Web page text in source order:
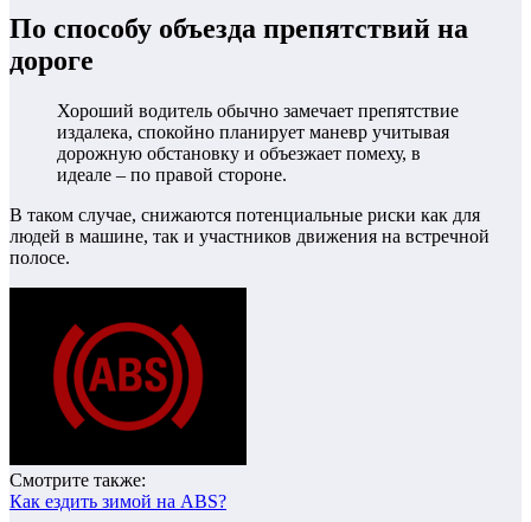
По способу объезда препятствий на
дороге
Хороший водитель обычно замечает препятствие
издалека, спокойно планирует маневр учитывая
дорожную обстановку и объезжает помеху, в
идеале – по правой стороне.
В таком случае, снижаются потенциальные риски как для
людей в машине, так и участников движения на встречной
полосе.
Смотрите также:
Как ездить зимой на ABS?